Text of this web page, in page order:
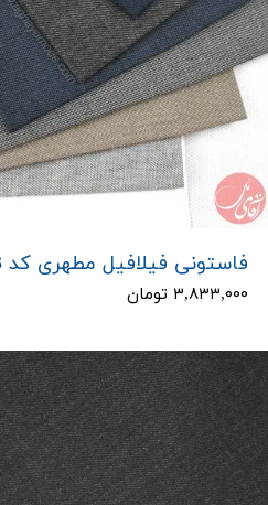
فاستونی فیلافیل مطهری کد 503
۳,۸۳۳,۰۰۰ تومان